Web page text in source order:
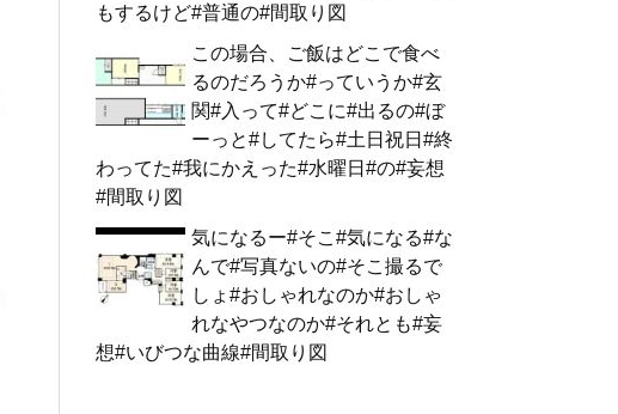
もするけど#普通の#間取り図
この場合、ご飯はどこで食べ
るのだろうか#っていうか#玄
関#入って#どこに#出るの#ぼ
ーっと#してたら#土日祝日#終
わってた#我にかえった#水曜日#の#妄想
#間取り図
気になるー#そこ#気になる#な
んで#写真ないの#そこ撮るで
しょ#おしゃれなのか#おしゃ
れなやつなのか#それとも#妄
想#いびつな曲線#間取り図